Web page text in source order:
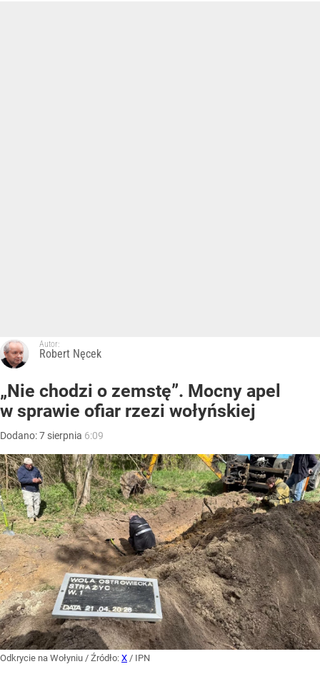
Autor:
Robert Nęcek
„Nie chodzi o zemstę”. Mocny apel
w sprawie ofiar rzezi wołyńskiej
Dodano:7 sierpnia 6:09
Odkrycie na Wołyniu / Źródło: X / IPN